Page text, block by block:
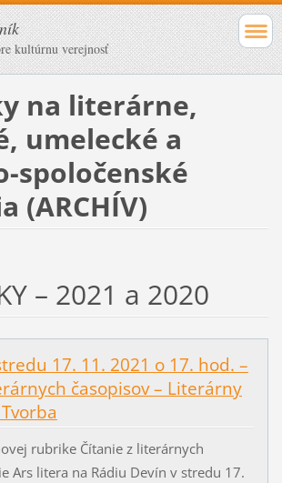
kultúrnu verejnosť
na literárne,
umelecké a
spoločenské
(ARCHÍV)
– 2021 a 2020
17. 11. 2021 o 17. hod. –
časopisov – Literárny
rubrike Čítanie z literárnych
Ars litera na Rádiu Devín v stredu 17.